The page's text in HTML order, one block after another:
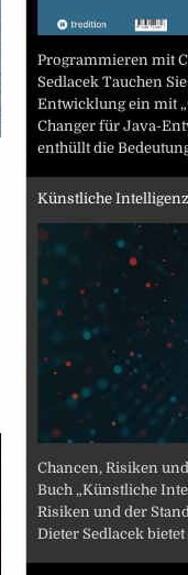
Programmieren mit
Sedlacek Tauchen
Entwicklung ein mit
Changer für Java-
enthüllt die
Künstliche
Chancen, Risiken
Buch „Künstliche
Risiken und der
Dieter Sedlacek